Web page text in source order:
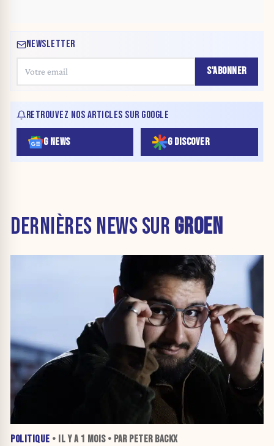
NEWSLETTER
S'ABONNER
RETROUVEZ NOS ARTICLES SUR GOOGLE
G NEWS G DISCOVER
DERNIÈRES NEWS SUR GROEN
POLITIQUE • IL Y A 1 MOIS• PAR PETER BACKX